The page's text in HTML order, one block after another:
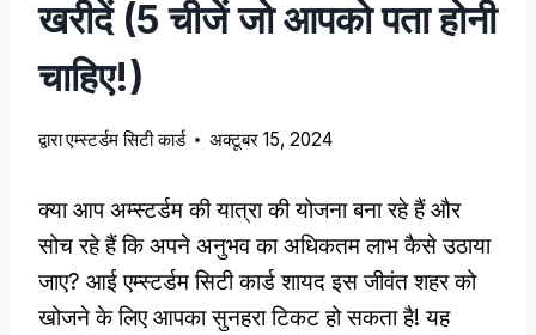
खरीदें (5 चीजें जो आपको पता होनी
चाहिए!)
द्वाराएम्स्टर्डम सिटी कार्ड अक्टूबर 15, 2024
क्या आप अम्स्टर्डम की यात्रा की योजना बना रहे हैं और
सोच रहे हैं कि अपने अनुभव का अधिकतम लाभ कैसे उठाया
जाए? आई एम्स्टर्डम सिटी कार्ड शायद इस जीवंत शहर को
खोजने के लिए आपका सुनहरा टिकट हो सकता है! यह